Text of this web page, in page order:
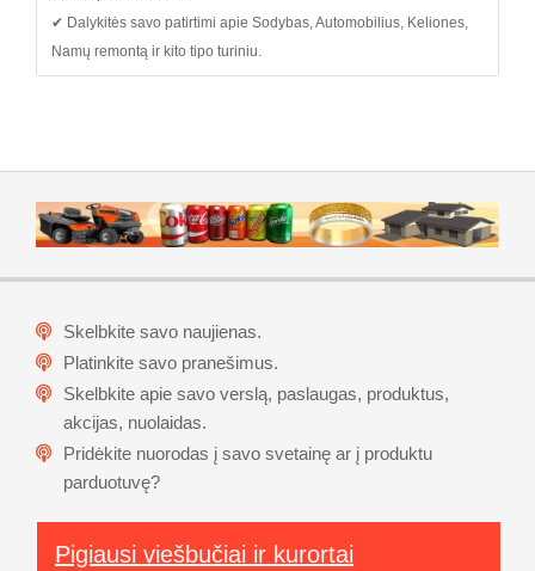
✔ Dalykitės savo patirtimi apie Sodybas, Automobilius, Keliones,
Namų remontą ir kito tipo turiniu.
Skelbkite savo naujienas.
Platinkite savo pranešimus.
Skelbkite apie savo verslą, paslaugas, produktus,
akcijas, nuolaidas.
Pridėkite nuorodas į savo svetainę ar į produktu
parduotuvę?
Pigiausi viešbučiai ir kurortai